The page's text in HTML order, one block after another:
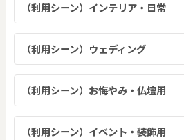
（利用シーン）インテリア・日常
（利用シーン）ウェディング
（利用シーン）お悔やみ・仏壇用
（利用シーン）イベント・装飾用